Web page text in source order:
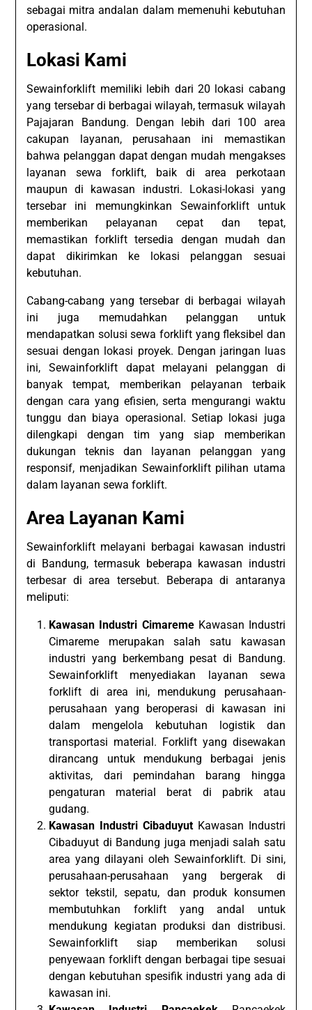
sebagai mitra andalan dalam memenuhi kebutuhan
operasional.
Lokasi Kami
Sewainforklift memiliki lebih dari 20 lokasi cabang
yang tersebar di berbagai wilayah, termasuk wilayah
Pajajaran Bandung. Dengan lebih dari 100 area
cakupan layanan, perusahaan ini memastikan
bahwa pelanggan dapat dengan mudah mengakses
layanan sewa forklift, baik di area perkotaan
maupun di kawasan industri. Lokasi-lokasi yang
tersebar ini memungkinkan Sewainforklift untuk
memberikan pelayanan cepat dan tepat,
memastikan forklift tersedia dengan mudah dan
dapat dikirimkan ke lokasi pelanggan sesuai
kebutuhan.
Cabang-cabang yang tersebar di berbagai wilayah
ini juga memudahkan pelanggan untuk
mendapatkan solusi sewa forklift yang fleksibel dan
sesuai dengan lokasi proyek. Dengan jaringan luas
ini, Sewainforklift dapat melayani pelanggan di
banyak tempat, memberikan pelayanan terbaik
dengan cara yang efisien, serta mengurangi waktu
tunggu dan biaya operasional. Setiap lokasi juga
dilengkapi dengan tim yang siap memberikan
dukungan teknis dan layanan pelanggan yang
responsif, menjadikan Sewainforklift pilihan utama
dalam layanan sewa forklift.
Area Layanan Kami
Sewainforklift melayani berbagai kawasan industri
di Bandung, termasuk beberapa kawasan industri
terbesar di area tersebut. Beberapa di antaranya
meliputi:
Kawasan Industri CimaremeKawasan Industri
Cimareme merupakan salah satu kawasan
industri yang berkembang pesat di Bandung.
Sewainforklift menyediakan layanan sewa
forklift di area ini, mendukung perusahaan-
perusahaan yang beroperasi di kawasan ini
dalam mengelola kebutuhan logistik dan
transportasi material. Forklift yang disewakan
dirancang untuk mendukung berbagai jenis
aktivitas, dari pemindahan barang hingga
pengaturan material berat di pabrik atau
gudang.
Kawasan Industri Cibaduyut Kawasan Industri
Cibaduyut di Bandung juga menjadi salah satu
area yang dilayani oleh Sewainforklift. Di sini,
perusahaan-perusahaan yang bergerak di
sektor tekstil, sepatu, dan produk konsumen
membutuhkan forklift yang andal untuk
mendukung kegiatan produksi dan distribusi.
Sewainforklift siap memberikan solusi
penyewaan forklift dengan berbagai tipe sesuai
dengan kebutuhan spesifik industri yang ada di
kawasan ini.